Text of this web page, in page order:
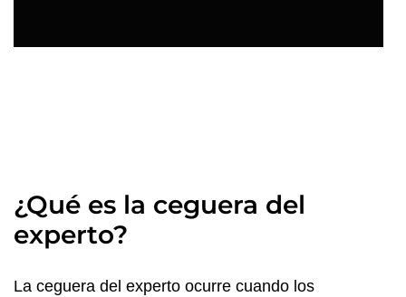
¿Qué es la ceguera del
experto?
La ceguera del experto ocurre cuando los